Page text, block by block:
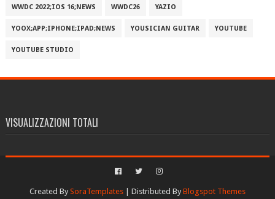
WWDC 2022;IOS 16;NEWS WWDC26 YAZIO
YOOX;APP;IPHONE;IPAD;NEWS YOUSICIAN GUITAR YOUTUBE
YOUTUBE STUDIO
VISUALIZZAZIONI TOTALI
Created By SoraTemplates| Distributed By Blogspot Themes